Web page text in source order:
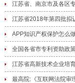
江苏省、南京市及各区
江苏省2018年第四批拟
APP知识产权保护怎么
全国各省市专利资助政
江苏省高新技术企业培
最高院:《互联网法院审